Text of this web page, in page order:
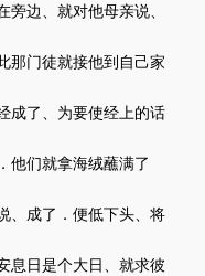
边、就对他母亲说、
那门徒就接他到自己家
成了、为要使经上的话
他们就拿海绒蘸满了
、成了．便低下头、将
息日是个大日、就求彼